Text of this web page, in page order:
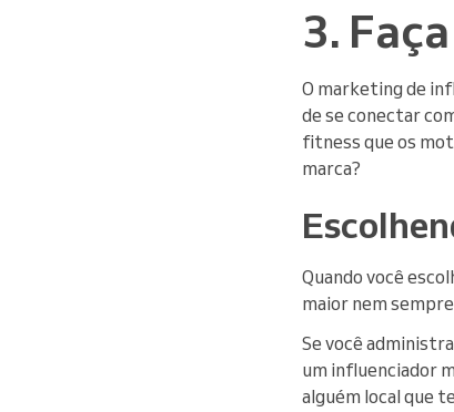
3.
O marketing de
de se conectar
fitness que os
marca?
Quando você
maior nem
Se você
um influenciador
alguém local que